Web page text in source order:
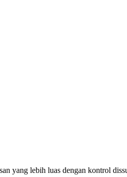
yang lebih luas dengan kontrol